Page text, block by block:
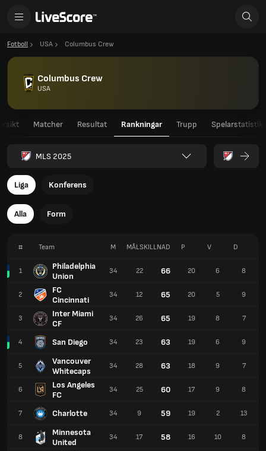
Fotboll USA Columbus Crew
Columbus Crew
USA
Matcher Resultat Rankningar Trupp Spelarstatistik
MLS 2025
Liga Konferens
Alla Form
# Team
1
Philadelphia
Union
2
FC
Cincinnati
3
Inter Miami
CF
4 San Diego
5
Vancouver
Whitecaps
6
Los Angeles
FC
7 Charlotte
8
Minnesota
United
M MÅLSKILLNAD P V D
34 22 66 20 6 8
34 12 65 20 5 9
34 26 65 19 8 7
34 23 63 19 6 9
34 28 63 18 9 7
34 25 60 17 9 8
34 9 59 19 2 13
34 17 58 16 10 8